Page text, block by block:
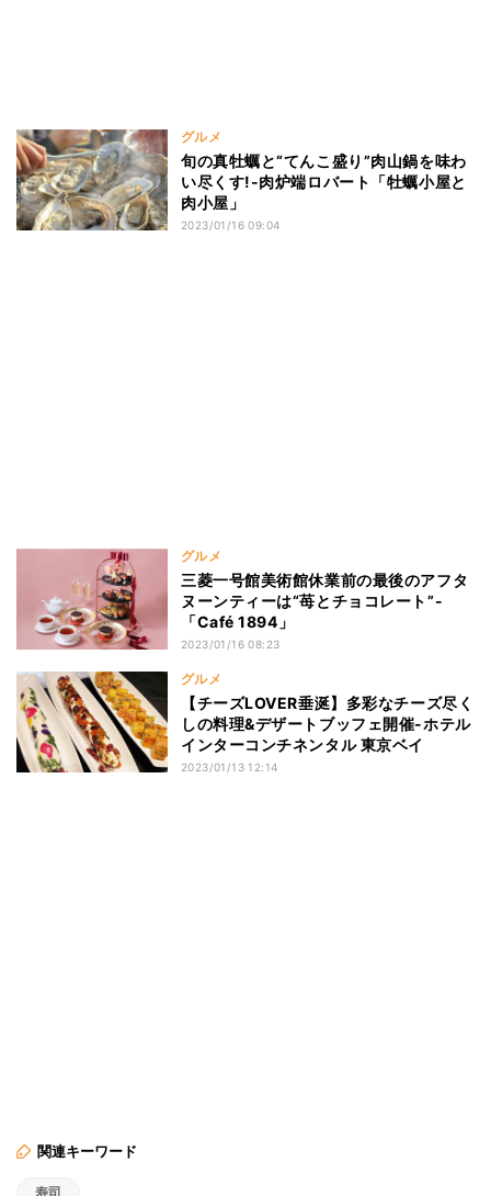
グルメ
旬の真牡蠣と“てんこ盛り”肉山鍋を味わ
い尽くす!-肉炉端ロバート「牡蠣小屋と
肉小屋」
2023/01/16 09:04
グルメ
三菱一号館美術館休業前の最後のアフタ
ヌーンティーは“苺とチョコレート”-
「Café 1894」
2023/01/16 08:23
グルメ
【チーズLOVER垂涎】多彩なチーズ尽く
しの料理&デザートブッフェ開催-ホテル
インターコンチネンタル 東京ベイ
2023/01/13 12:14
関連キーワード
寿司